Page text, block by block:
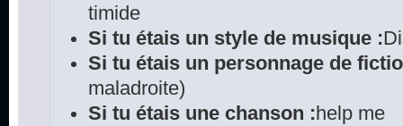
timide
Si tu étais un style de musique :
Si tu étais un personnage de
maladroite)
Si tu étais une chanson :help me